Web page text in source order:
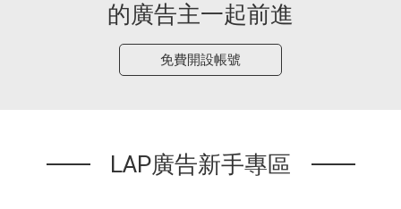
的廣告主一起前進
免費開設帳號
LAP廣告新手專區